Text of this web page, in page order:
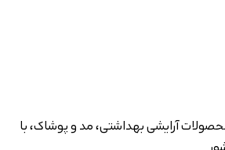
آرایشی بهداشتی، مد و پوشاک، با